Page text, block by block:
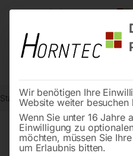
Start Reinigungstechnik
Wir benötigen Ihre
Website weiter besuchen
Wenn Sie unter 16 Jahre
Einwilligung zu
möchten, müssen Sie
um Erlaubnis bitten.